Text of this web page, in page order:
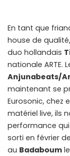
En tant que
house de
duo hollandais
nationale ARTE.
Anjunabeats/
maintenant se
Eurosonic, chez
matériel live, ils
performance
sorti en février
au Badaboum